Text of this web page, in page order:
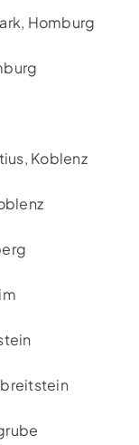
Homburg
Koblenz